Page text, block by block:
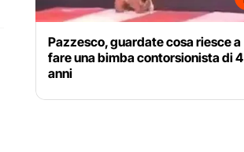
Pazzesco, guardate cosa riesce a
fare una bimba contorsionista di 4
anni